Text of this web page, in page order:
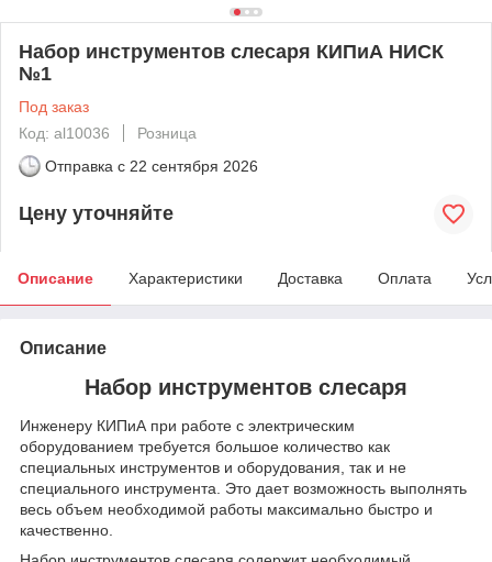
Набор инструментов слесаря КИПиА НИСК
№1
Под заказ
Код: al10036
Розница
Отправка с 22 сентября 2026
Цену уточняйте
Описание Характеристики Доставка Оплата
Описание
Набор инструментов слесаря
Инженеру КИПиА при работе с электрическим
оборудованием требуется большое количество как
специальных инструментов и оборудования, так и не
специального инструмента. Это дает возможность выполнять
весь объем необходимой работы максимально быстро и
качественно.